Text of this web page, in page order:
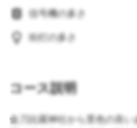
信号機の多さ
街灯の多さ
コース説明
金刀比羅神社から景色の良